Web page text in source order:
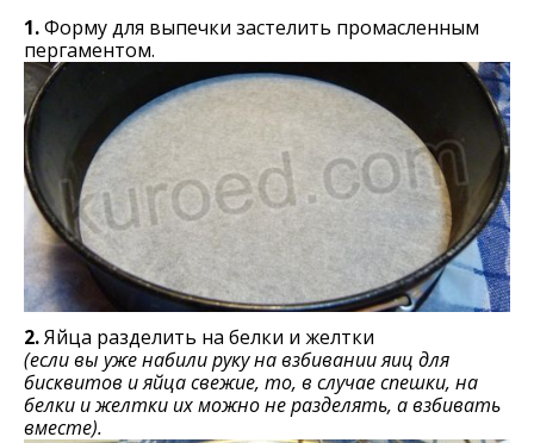
1.Форму для выпечки застелить промасленным
пергаментом.
2.Яйца разделить на белки и желтки
(если вы уже набили руку на взбивании яиц для
бисквитов и яйца свежие, то, в случае спешки, на
белки и желтки их можно не разделять, а взбивать
вместе).